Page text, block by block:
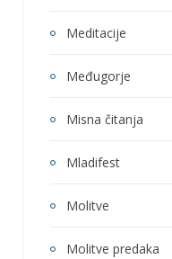
Meditacije
Međugorje
Misna čitanja
Mladifest
Molitve
Molitve predaka